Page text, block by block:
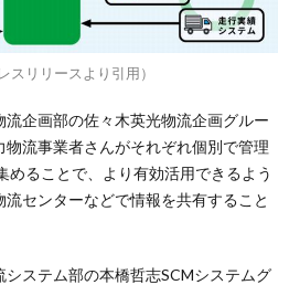
スリリースより引用）
企画部の佐々木英光物流企画グルー
流事業者さんがそれぞれ個別で管理
めることで、より有効活用できるよう
センターなどで情報を共有すること
ステム部の本橋哲志SCMシステムグ